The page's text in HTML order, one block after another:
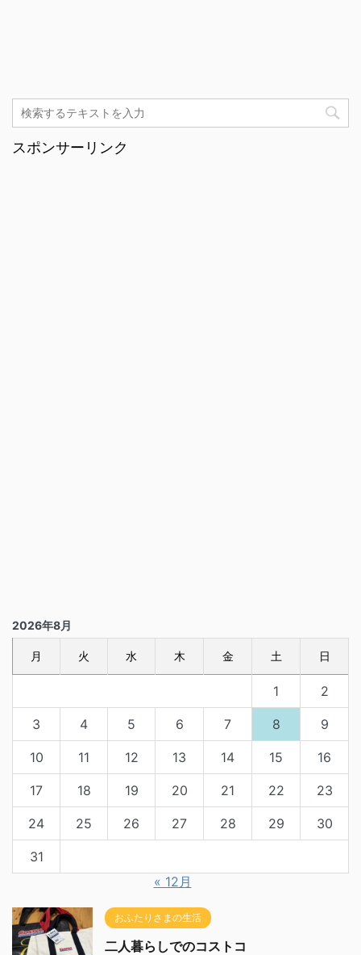
スポンサーリンク
2026年8月
月 火 水 木 金 土 日
1 2
3 4 5 6 7 8 9
10 11 12 13 14 15 16
17 18 19 20 21 22 23
24 25 26 27 28 29 30
31
« 12月
おふたりさまの生活
二人暮らしでのコストコ